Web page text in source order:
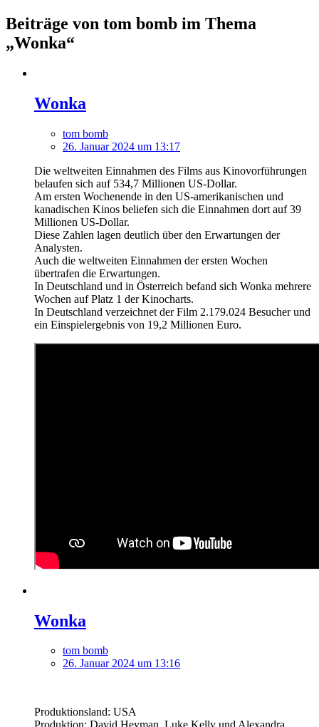
Beiträge von tom bomb im Thema
„Wonka“
Wonka
tom bomb
26. Januar 2024 um 13:17
Die weltweiten Einnahmen des Films aus Kinovorführungen
belaufen sich auf 534,7 Millionen US-Dollar.
Am ersten Wochenende in den US-amerikanischen und
kanadischen Kinos beliefen sich die Einnahmen dort auf 39
Millionen US-Dollar.
Diese Zahlen lagen deutlich über den Erwartungen der
Analysten.
Auch die weltweiten Einnahmen der ersten Wochen
übertrafen die Erwartungen.
In Deutschland und in Österreich befand sich Wonka mehrere
Wochen auf Platz 1 der Kinocharts.
In Deutschland verzeichnet der Film 2.179.024 Besucher und
ein Einspielergebnis von 19,2 Millionen Euro.
Wonka
tom bomb
26. Januar 2024 um 13:16
Produktionsland: USA